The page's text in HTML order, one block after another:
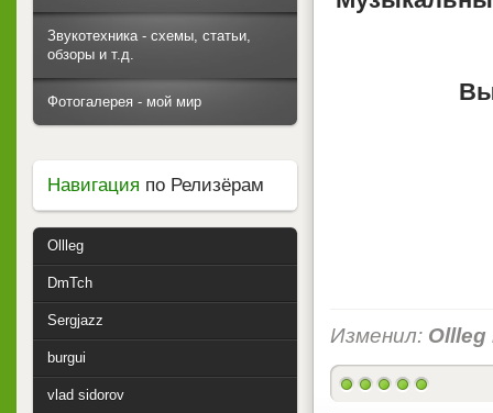
Изменил: Ollleg
Звукотехника - схемы, статьи,
обзоры и т.д.
Фотогалерея - мой мир
Навигация по Релизёрам
Ollleg
DmTch
Sergjazz
burgui
vlad sidorov